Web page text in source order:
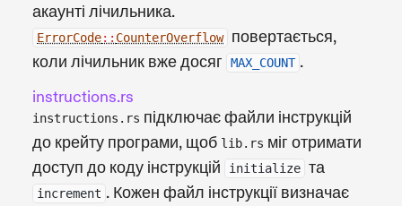
акаунті лічильника.
ErrorCode:: CounterOverflow
повертається,
коли лічильник вже досяг
MAX_COUNT .
instructions.rs
instructions.rs підключає файли інструкцій
до крейту програми, щоб lib.rs міг отримати
доступ до коду інструкцій
initialize та
increment . Кожен файл інструкції визначає